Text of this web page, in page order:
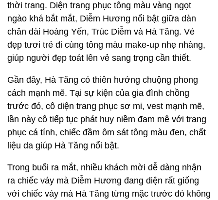
thời trang. Diện trang phục tông màu vàng ngọt
ngào khá bắt mắt, Diễm Hương nổi bật giữa dàn
chân dài Hoàng Yến, Trúc Diễm và Hà Tăng. Vẻ
đẹp tươi trẻ đi cùng tông màu make-up nhẹ nhàng,
giúp người đẹp toát lên vẻ sang trọng cần thiết.
Gần đây, Hà Tăng có thiên hướng chuộng phong
cách mạnh mẽ. Tại sự kiện của gia đình chồng
trước đó, cô diện trang phục sơ mi, vest mạnh mẽ,
lần này cô tiếp tục phát huy niềm đam mê với trang
phục cá tính, chiếc đầm ôm sát tông màu đen, chất
liệu da giúp Hà Tăng nổi bật.
Trong buổi ra mắt, nhiều khách mời dễ dàng nhận
ra chiếc váy mà Diễm Hương đang diện rất giống
với chiếc váy mà Hà Tăng từng mặc trước đó không